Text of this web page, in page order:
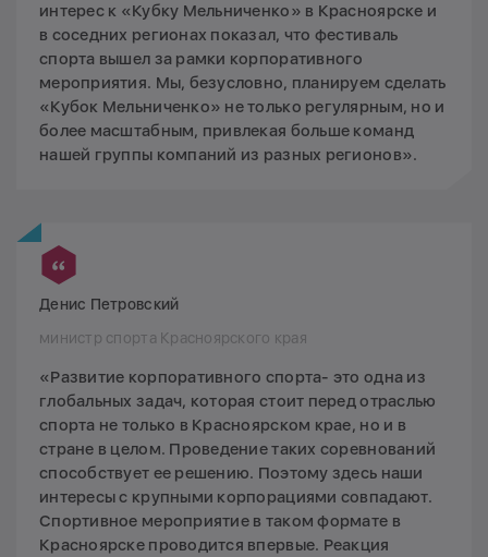
интерес к «Кубку Мельниченко» в Красноярске и
в соседних регионах показал, что фестиваль
спорта вышел за рамки корпоративного
мероприятия. Мы, безусловно, планируем сделать
«Кубок Мельниченко» не только регулярным, но и
более масштабным, привлекая больше команд
нашей группы компаний из разных регионов».
Денис Петровский
министр спорта Красноярского края
«Развитие корпоративного спорта- это одна из
глобальных задач, которая стоит перед отраслью
спорта не только в Красноярском крае, но и в
стране в целом. Проведение таких соревнований
способствует ее решению. Поэтому здесь наши
интересы с крупными корпорациями совпадают.
Спортивное мероприятие в таком формате в
Красноярске проводится впервые. Реакция